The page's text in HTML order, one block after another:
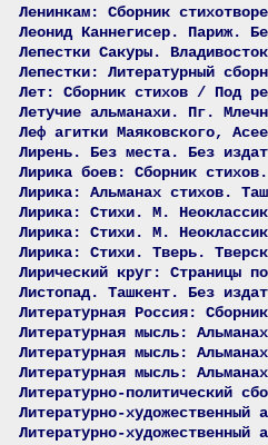
Ленинкам: Сборник
Леонид Каннегисер. Париж.
Лепестки Сакуры.
Лепестки: Литературный
Лет: Сборник стихов / Под
Летучие альманахи. Пг.
Леф агитки Маяковского,
Лирень. Без места. Без
Лирика боев: Сборник
Лирика: Альманах стихов.
Лирика: Стихи. М.
Лирика: Стихи. М.
Лирика: Стихи. Тверь.
Лирический круг: Страницы
Листопад. Ташкент. Без
Литературная Россия:
Литературная мысль:
Литературная мысль:
Литературная мысль:
Литературно-политический
Литературно-
Литературно-